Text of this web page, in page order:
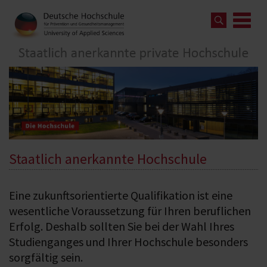
Staatlich anerkannte Hochschule
Eine zukunftsorientierte Qualifikation ist eine
wesentliche Voraussetzung für Ihren beruflichen
Erfolg. Deshalb sollten Sie bei der Wahl Ihres
Studienganges und Ihrer Hochschule besonders
sorgfältig sein.